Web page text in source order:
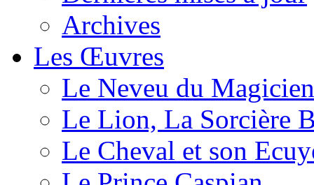
Archives
Les Œuvres
Le Neveu du Magicien
Le Lion, La Sorcière
Le Cheval et son